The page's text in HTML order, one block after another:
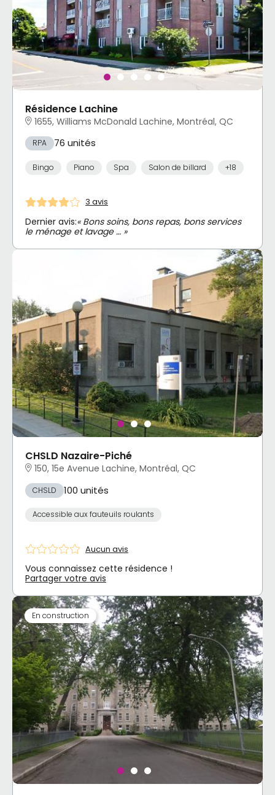
Résidence Lachine
1655, Williams McDonald Lachine, Montréal, QC
RPA 76 unités
Bingo Piano Spa Salon de billard +18
3 avis
Dernier avis:« Bons soins, bons repas, bons services
le ménage et lavage … »
CHSLD Nazaire-Piché
150, 15e Avenue Lachine, Montréal, QC
CHSLD 100 unités
Accessible aux fauteuils roulants
Aucun avis
Vous connaissez cette résidence !
Partager votre avis
En construction